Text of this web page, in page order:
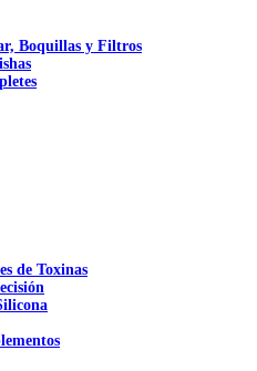
Boquillas y Filtros
de Toxinas